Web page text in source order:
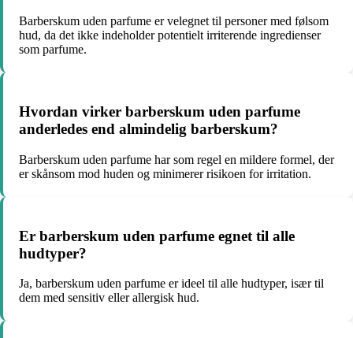
Barberskum uden parfume er velegnet til personer med følsom
hud, da det ikke indeholder potentielt irriterende ingredienser
som parfume.
Hvordan virker barberskum uden parfume
anderledes end almindelig barberskum?
Barberskum uden parfume har som regel en mildere formel, der
er skånsom mod huden og minimerer risikoen for irritation.
Er barberskum uden parfume egnet til alle
hudtyper?
Ja, barberskum uden parfume er ideel til alle hudtyper, især til
dem med sensitiv eller allergisk hud.